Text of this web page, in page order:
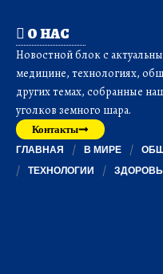
О НАС
Новостной блок с
медицине, технологиях,
других темах, собранные
уголков земного шара.
Контакты
ГЛАВНАЯ В МИРЕ
ТЕХНОЛОГИИ